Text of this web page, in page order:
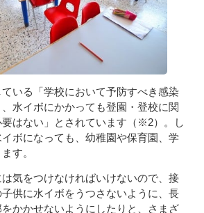
いる「学校において予防すべき感染
水イボにかかっても登園・登校に関
はない」とされています（※2）。し
ボになっても、幼稚園や保育園、学
す。
気をつけなければいけないので、接
供に水イボをうつさないように、長
かかせないようにしたりと、さまざ